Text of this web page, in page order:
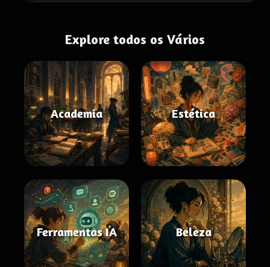
Explore todos os Vários
Academia Estética
Ferramentas IA Beleza